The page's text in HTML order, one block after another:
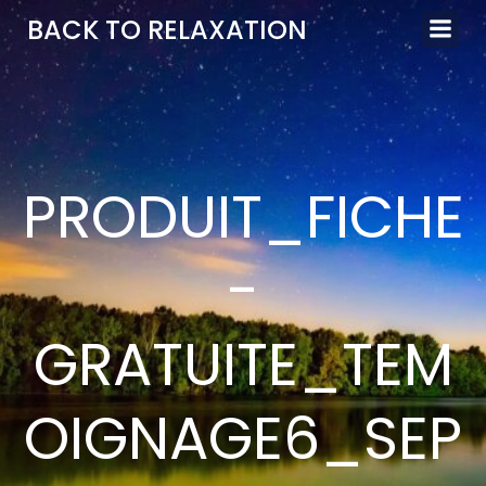
Aller
au
contenu
BACK TO RELAXATION
PRODUIT_FICHE
-
GRATUITE_TEM
OIGNAGE6_SEP